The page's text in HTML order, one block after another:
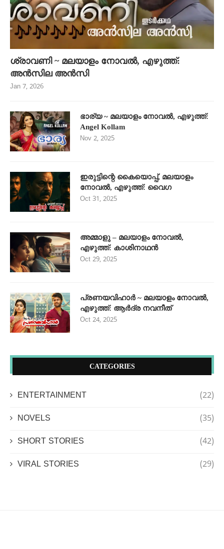
ശ്രാവണി ~ മലയാളം നോവൽ, എഴുത്ത്:
അൻസില അൻസി
Jan 7, 2026
ഭാര്യ ~ മലയാളം നോവൽ, എഴുത്ത്:
Angel Kollam
Nov 2, 2025
ഇരുട്ടിന്റെ കൈയൊപ്പ്, മലയാളം
നോവൽ, എഴുത്ത്: വൈഗ
Oct 31, 2025
അമ്മാളു – മലയാളം നോവൽ,
എഴുത്ത്: കാശിനാഥൻ
Oct 29, 2025
പ്രണയവിഹാർ ~ മലയാളം നോവൽ,
എഴുത്ത്: ആർദ്ര നവനീത്
Oct 24, 2025
CATEGORIES
ENTERTAINMENT (22)
NOVELS (35)
SHORT STORIES (42)
VIRAL STORIES (29)